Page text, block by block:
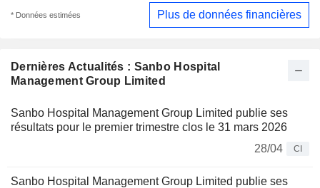
Dernières Actualités : Sanbo Hospital
Management Group Limited
Sanbo Hospital Management Group Limited publie ses
résultats pour le premier trimestre clos le 31 mars 2026
28/04
CI
Sanbo Hospital Management Group Limited publie ses
* Données estimées Plus de données financières